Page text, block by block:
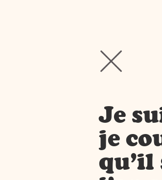
Je
je
qu’il